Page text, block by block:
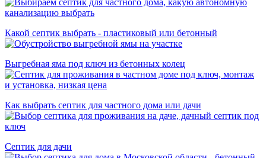
Какой септик выбрать - пластиковый или бетонный
Выгребная яма под ключ из бетонных колец
Как выбрать септик для частного дома или дачи
Септик для дачи